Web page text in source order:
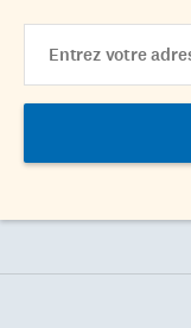
Address